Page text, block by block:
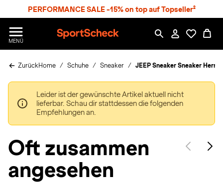
PERFORMANCE SALE -15% on top auf Topseller²
MENÜ
p
r
c
h
e
ZurückHome Schuhe Sneaker JEEP Sneaker Sneaker Herren
Leider ist der gewünschte Artikel aktuell nicht
lieferbar. Schau dir stattdessen die folgenden
Empfehlungen an.
Oft zusammen
angesehen